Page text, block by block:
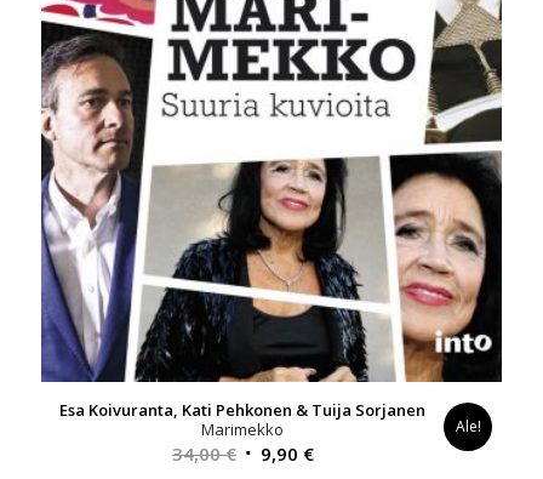
Esa Koivuranta, Kati Pehkonen & Tuija Sorjanen
Marimekko
34,00€ Alkuperäinen
9,90 €Nykyinen
Ale!